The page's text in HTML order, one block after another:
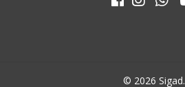
© 2026 Sigad.